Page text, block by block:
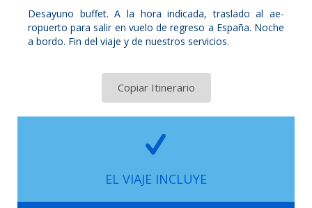
Desayuno buffet. A la hora indicada, traslado al ae-
ropuerto para salir en vuelo de regreso a España. Noche
a bordo. Fin del viaje y de nuestros servicios.
Copiar Itinerario
EL VIAJE INCLUYE